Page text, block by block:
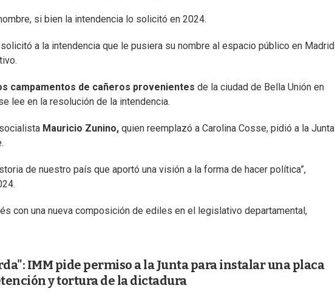
si bien la intendencia lo solicitó en 2024.
a la intendencia que le pusiera su nombre al espacio público en Madrid
campamentos de cañeros provenientes de la ciudad de Bella Unión en
lee en la resolución de la intendencia.
Mauricio Zunino, quien reemplazó a Carolina Cosse, pidió a la Junta
de nuestro país que aportó una visión a la forma de hacer política”,
con una nueva composición de ediles en el legislativo departamental,
IMM pide permiso a la Junta para instalar una placa
y tortura de la dictadura